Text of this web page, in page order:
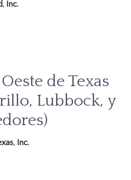
Inc.
de Texas
Lubbock, y
Inc.